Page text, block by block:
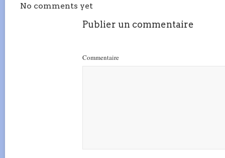
No comments yet
Publier un commentaire
Commentaire